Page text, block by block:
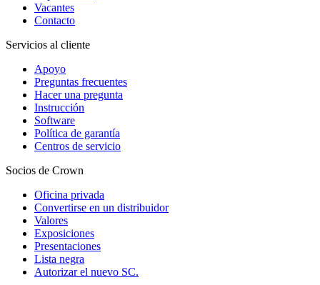
Vacantes
Contacto
Servicios al cliente
Apoyo
Preguntas frecuentes
Hacer una pregunta
Instrucción
Software
Política de garantía
Centros de servicio
Socios de Crown
Oficina privada
Convertirse en un distribuidor
Valores
Exposiciones
Presentaciones
Lista negra
Autorizar el nuevo SС.